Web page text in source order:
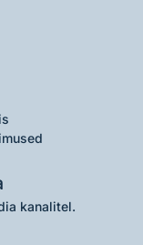
kanalitel.